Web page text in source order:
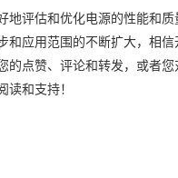
地评估和优化电源的性能和质
和应用范围的不断扩大，相
的点赞、评论和转发，或者
读和支持！